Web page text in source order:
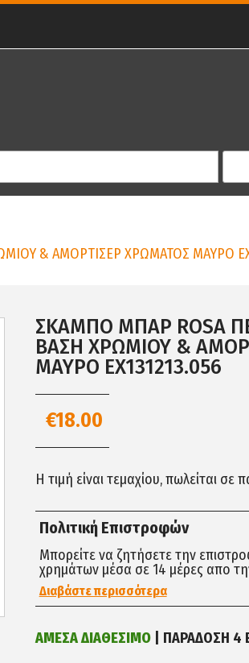
& ΑΜΟΡΤΙΣΕΡ ΧΡΩΜΑΤΟΣ ΜΑΥΡΟ
ΣΚΑΜΠΟ ΜΠΑΡ ROSA
ΒΑΣΗ ΧΡΩΜΙΟΥ &
ΜΑΥΡΟ EX131213.056
€18.00
Η τιμή είναι τεμαχίου, πωλείται σε
Πολιτική Επιστροφών
Μπορείτε να ζητήσετε την
χρημάτων μέσα σε 14 μέρες απο
Διαβάστε περισσότερα
ΑΜΕΣΑ ΔΙΑΘΕΣΙΜΟ| ΠΑΡΑΔΟΣΗ 4